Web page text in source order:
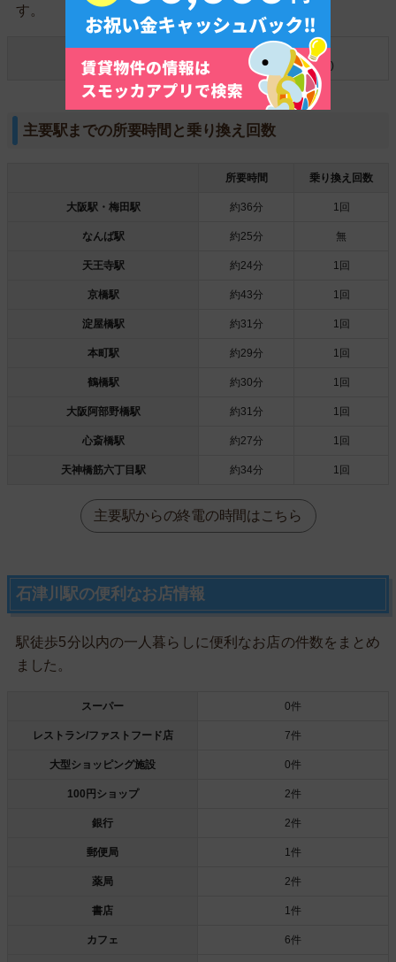
す。
南海線
126%
(湊駅～堺駅区間)
国土交通省公表の2015年1月~12月のデータを参考
主要駅までの所要時間と乗り換え回数
所要時間 乗り換え回数
大阪駅・梅田駅 約36分 1回
なんば駅 約25分 無
天王寺駅 約24分 1回
京橋駅 約43分 1回
淀屋橋駅 約31分 1回
本町駅 約29分 1回
鶴橋駅 約30分 1回
大阪阿部野橋駅 約31分 1回
心斎橋駅 約27分 1回
天神橋筋六丁目駅 約34分 1回
主要駅からの終電の時間はこちら
石津川駅の便利なお店情報
駅徒歩5分以内の一人暮らしに便利なお店の件数をまとめ
ました。
スーパー 0件
レストラン/ファストフード店 7件
大型ショッピング施設 0件
100円ショップ 2件
銀行 2件
郵便局 1件
薬局 2件
書店 1件
カフェ 6件